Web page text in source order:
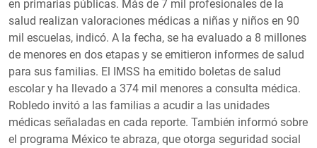
en primarias públicas. Más de 7 mil profesionales de la
salud realizan valoraciones médicas a niñas y niños en 90
mil escuelas, indicó. A la fecha, se ha evaluado a 8 millones
de menores en dos etapas y se emitieron informes de salud
para sus familias. El IMSS ha emitido boletas de salud
escolar y ha llevado a 374 mil menores a consulta médica.
Robledo invitó a las familias a acudir a las unidades
médicas señaladas en cada reporte. También informó sobre
el programa México te abraza, que otorga seguridad social